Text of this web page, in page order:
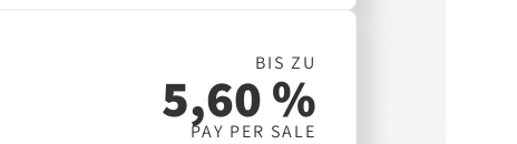
BIS ZU
5,60 %
PAY PER SALE